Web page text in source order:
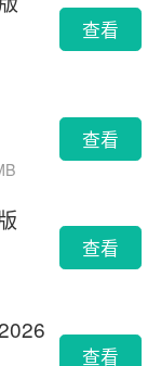
查看
查看
查看
查看